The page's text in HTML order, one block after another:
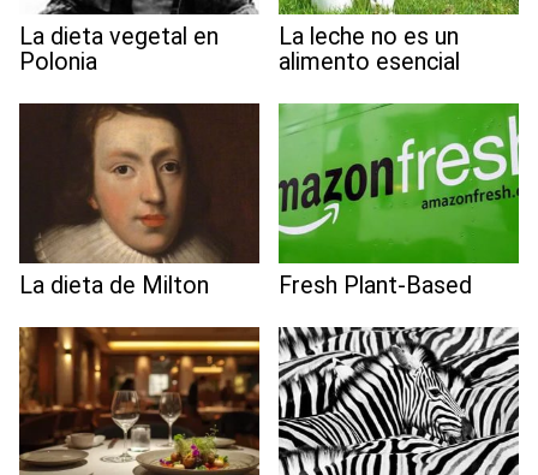
La dieta vegetal en
Polonia
La leche no es un
alimento esencial
La dieta de Milton Fresh Plant-Based